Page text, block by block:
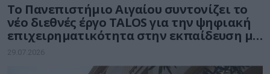
Το Πανεπιστήμιο Αιγαίου συντονίζει το
νέο διεθνές έργο TALOS για την ψηφιακή
επιχειρηματικότητα στην εκπαίδευση με
τη δύναμη της Τεχνητής Νοημοσύνης
29.07.2026